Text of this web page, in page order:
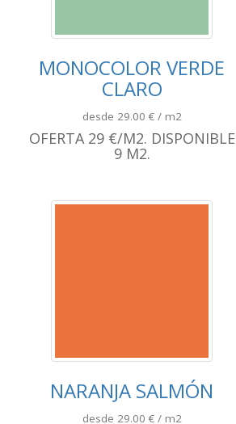
MONOCOLOR VERDE
CLARO
desde 29.00 € / m2
OFERTA 29 €/M2. DISPONIBLE
9 M2.
NARANJA SALMÓN
desde 29.00 € / m2